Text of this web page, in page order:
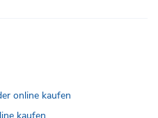
online kaufen